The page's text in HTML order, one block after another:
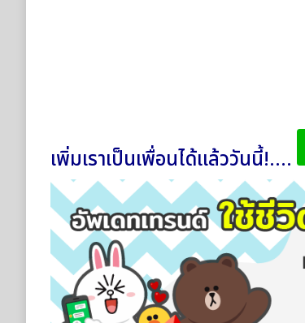
เพิ่มเราเป็นเพื่อนได้แล้ววันนี้!....